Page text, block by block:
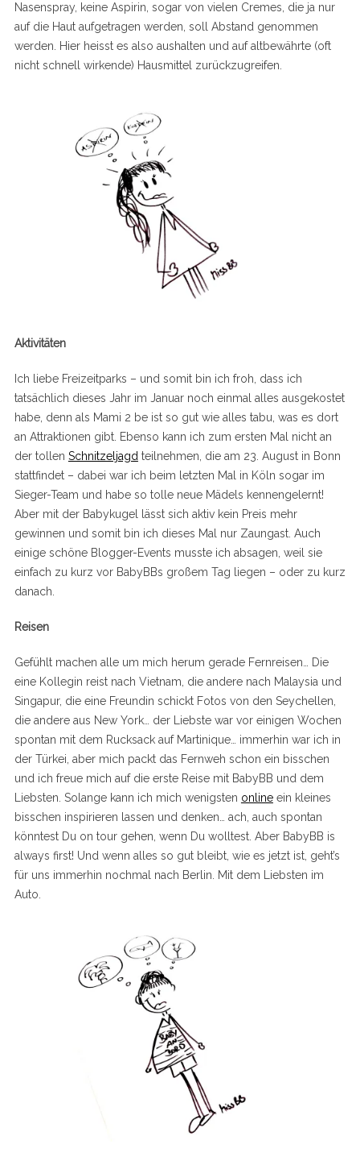
Nasenspray, keine Aspirin, sogar von vielen Cremes, die ja nur
auf die Haut aufgetragen werden, soll Abstand genommen
werden. Hier heisst es also aushalten und auf altbewährte (oft
nicht schnell wirkende) Hausmittel zurückzugreifen.
Aktivitäten
Ich liebe Freizeitparks – und somit bin ich froh, dass ich
tatsächlich dieses Jahr im Januar noch einmal alles ausgekostet
habe, denn als Mami 2 be ist so gut wie alles tabu, was es dort
an Attraktionen gibt. Ebenso kann ich zum ersten Mal nicht an
der tollen Schnitzeljagdteilnehmen, die am 23. August in Bonn
stattfindet – dabei war ich beim letzten Mal in Köln sogar im
Sieger-Team und habe so tolle neue Mädels kennengelernt!
Aber mit der Babykugel lässt sich aktiv kein Preis mehr
gewinnen und somit bin ich dieses Mal nur Zaungast. Auch
einige schöne Blogger-Events musste ich absagen, weil sie
einfach zu kurz vor BabyBBs großem Tag liegen – oder zu kurz
danach.
Reisen
Gefühlt machen alle um mich herum gerade Fernreisen… Die
eine Kollegin reist nach Vietnam, die andere nach Malaysia und
Singapur, die eine Freundin schickt Fotos von den Seychellen,
die andere aus New York… der Liebste war vor einigen Wochen
spontan mit dem Rucksack auf Martinique… immerhin war ich in
der Türkei, aber mich packt das Fernweh schon ein bisschen
und ich freue mich auf die erste Reise mit BabyBB und dem
Liebsten. Solange kann ich mich wenigsten onlineein kleines
bisschen inspirieren lassen und denken… ach, auch spontan
könntest Du on tour gehen, wenn Du wolltest. Aber BabyBB is
always first! Und wenn alles so gut bleibt, wie es jetzt ist, geht’s
für uns immerhin nochmal nach Berlin. Mit dem Liebsten im
Auto.